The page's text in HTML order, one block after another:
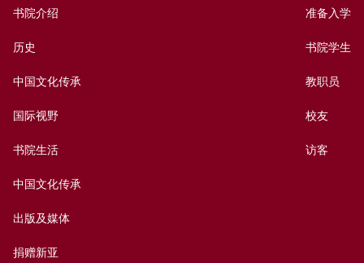
书院介绍
历史
中国文化传承
国际视野
书院生活
中国文化传承
出版及媒体
捐赠新亚
准备入学
书院学生
教职员
校友
访客